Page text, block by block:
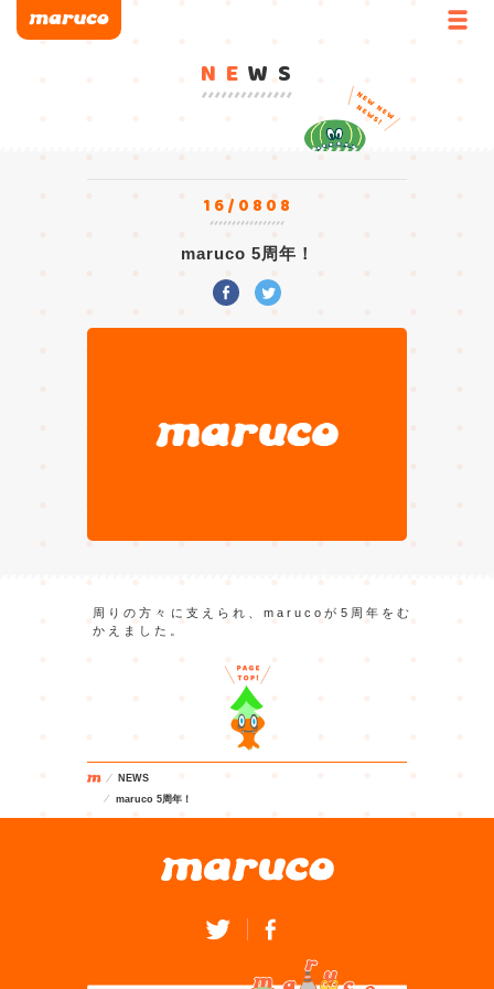
NE WS
16/0808
maruco 5周年！
周りの方々に支えられ、marucoが5周年をむ
かえました。
NEWS
maruco 5周年！